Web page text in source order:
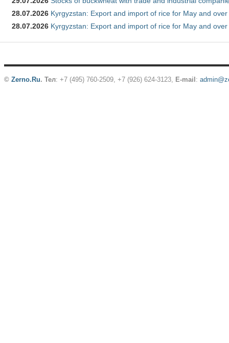
28.07.2026 Kyrgyzstan: Export and import of rice for May and
28.07.2026 Kyrgyzstan: Export and import of rice for May and
© Zerno.Ru. Тел: +7 (495) 760-2509, +7 (926) 624-3123, E-mail :